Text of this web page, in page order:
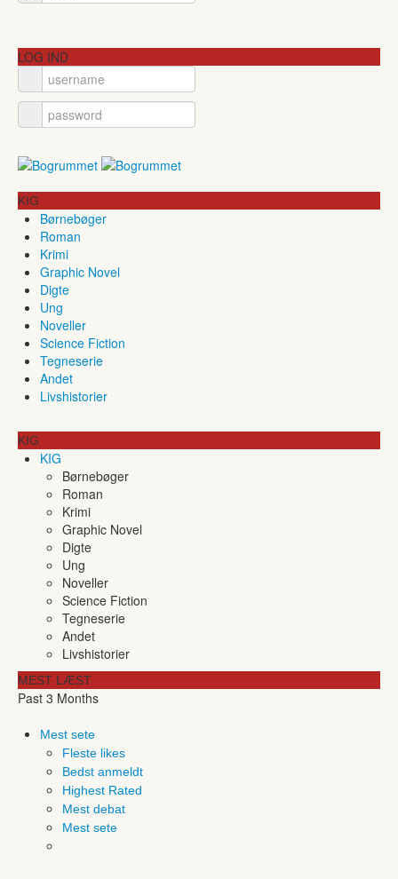
LOG IND
KIG
Børnebøger
Roman
Krimi
Graphic Novel
Digte
Ung
Noveller
Science Fiction
Tegneserie
Andet
Livshistorier
KIG
KIG
Børnebøger
Roman
Krimi
Graphic Novel
Digte
Ung
Noveller
Science Fiction
Tegneserie
Andet
Livshistorier
MEST LÆST
Past 3 Months
Mest sete
Fleste likes
Bedst anmeldt
Highest Rated
Mest debat
Mest sete